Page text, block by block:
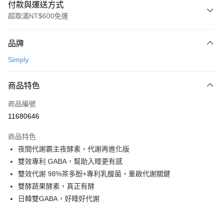
付款與運送方式
超取滿NT$600免運
信用卡一次付款
LINE Pay
Apple Pay
悠遊付
Google Pay
全盈+PAY
AFTEE先享後付
品牌
Simply
商品特色
商品編號
11680646
商品特色
夜間代謝霸主夜酵素，代謝再進化版
雙效專利 GABA，幫助入睡更有感
雙效代謝 98%茶多酚+專利乳酸菌，重啟代謝關鍵
雙酵蔬果酵素，真正有酵
日韓雙GABA，好睡好代謝